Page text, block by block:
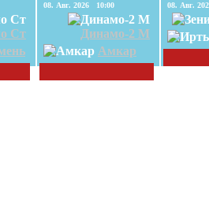
Ст
08. Авг. 2026 10:00
Динамо-2 М
Амкар